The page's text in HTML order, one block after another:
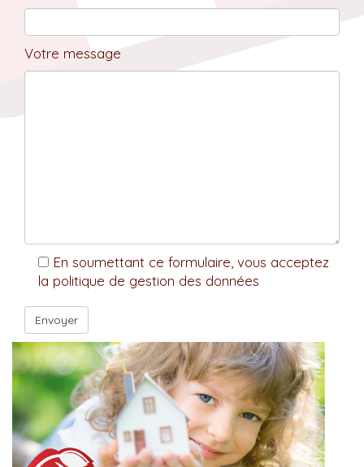
Votre message
En soumettant ce formulaire, vous acceptez
la politique de gestion des données